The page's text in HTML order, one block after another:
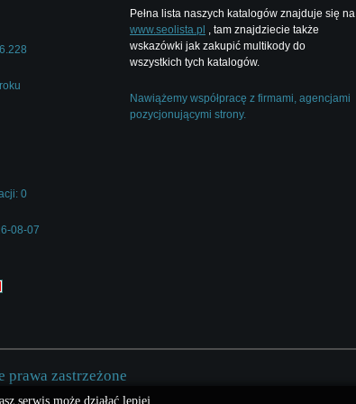
0
08-07
Pełna lista naszych katalogów znajduje się na
www.seolista.pl , tam znajdziecie także
wskazówki jak zakupić multikody do
wszystkich tych katalogów.
Nawiążemy współpracę z firmami, agencjami
pozycjonującymi strony.
zastrzeżone
serwis może działać lepiej.